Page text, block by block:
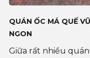
QUÁN ỐC MÁ QUẾ
NGON
Giữa rất nhiều